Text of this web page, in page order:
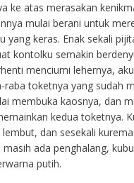
ke atas merasakan
mulai berani untuk
yang keras. Enak sekali
kontolku semakin
menciumi lehernya,
raba toketnya yang sudah
membuka kaosnya, dan
kedua toketnya.
lembut, dan sesekali
masih ada penghalang,
putih.